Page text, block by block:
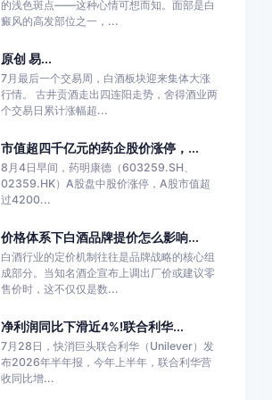
的浅色斑点——这种心情可想而知。面部是白
癜风的高发部位之一，...
原创 易...
7月最后一个交易周，白酒板块迎来集体大涨
行情。 古井贡酒走出四连阳走势，舍得酒业两
个交易日累计涨幅超...
市值超四千亿元的药企股价涨停，...
8月4日早间，药明康德（603259.SH、
02359.HK）A股盘中股价涨停，A股市值超
过4200...
价格体系下白酒品牌提价怎么影响...
白酒行业的定价机制往往是品牌战略的核心组
成部分。当知名酒企宣布上调出厂价或建议零
售价时，这不仅仅是数...
净利润同比下滑近4%!联合利华...
7月28日，快消巨头联合利华（Unilever）发
布2026年半年报，今年上半年，联合利华营
收同比增...